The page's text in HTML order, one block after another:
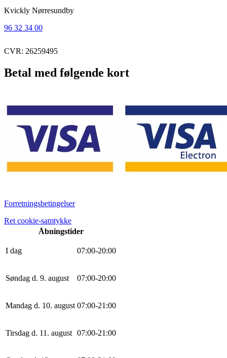
Kvickly Nørresundby
96 32 34 00
CVR: 26259495
Betal med følgende kort
Forretningsbetingelser
Ret cookie-samtykke
Åbningstider
I dag 07:00-20:00
Søndag d. 9. august 07:00-20:00
Mandag d. 10. august 07:00-21:00
Tirsdag d. 11. august 07:00-21:00